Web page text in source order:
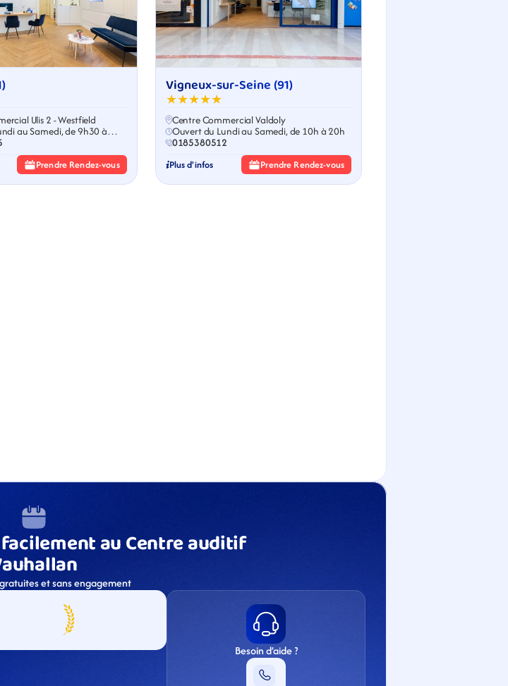
Ulis 2 - Westfield
au Samedi, de 9h30 à
Prendre Rendez-vous
Vigneux-sur-Seine (91)
★★★★★
Centre Commercial Valdoly
Ouvert du Lundi au Samedi, de 10h à 20h
0185380512
Plus d'infos Prendre Rendez-vous
au Centre auditif
et sans engagement
Besoin d’aide ?